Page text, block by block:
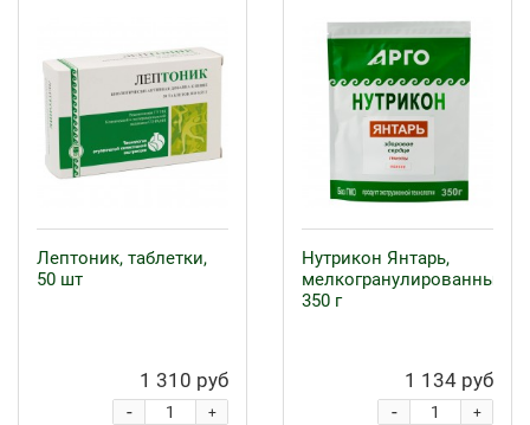
Лептоник, таблетки,
50 шт
1 310 руб
+
-
Нутрикон Янтарь,
мелкогранулированный,
350 г
1 134 руб
+
-